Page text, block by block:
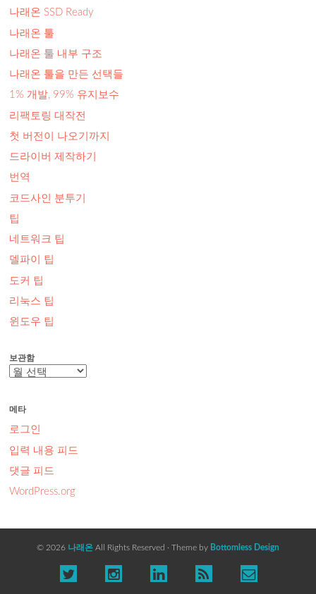
나래온 SSD Ready
나래온 툴
나래온 툴 내부 구조
나래온 툴을 만든 선택들
1% 개발, 99% 유지보수
리팩토링 대작전
첫 버전이 나오기까지
드라이버 제작하기
번역
코드사인 분투기
팁
네트워크 팁
델파이 팁
도커 팁
리눅스 팁
윈도우 팁
보관함
보
메타
로그인
입력 내용 피드
댓글 피드
WordPress.org
© 2026 나래온 All Rights Reserved · Theme by Bottomless Design